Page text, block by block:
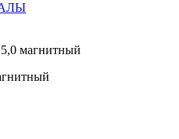
магнитный